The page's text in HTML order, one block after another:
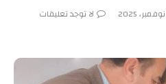
لا توجد تعليقات